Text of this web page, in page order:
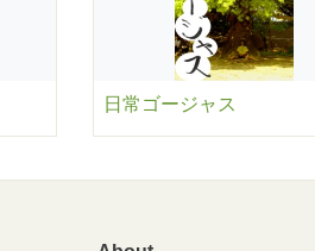
日常ゴージャス